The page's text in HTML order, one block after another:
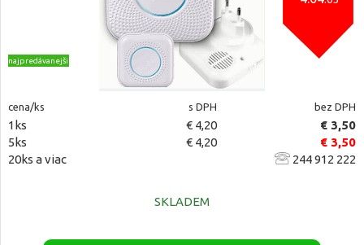
najpredávanejšie
cena/ks s DPH bez DPH
1ks € 4,20
€ 3,50
5ks
€ 4,20
€ 3,50
20ks a viac
244 912 222
SKLADEM